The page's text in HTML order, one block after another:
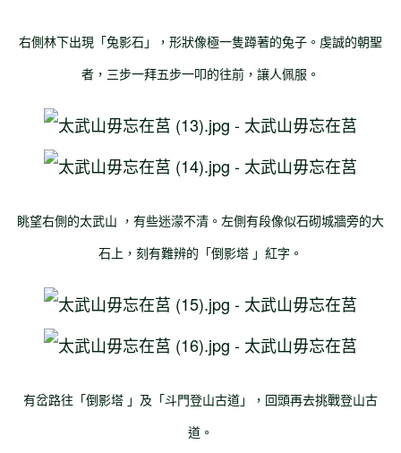
右側林下出現「兔影石」，形狀像極一隻蹲著的兔子。虔誠的朝聖
者，三步一拜五步一叩的往前，讓人佩服。
眺望右側的太武山 ，有些迷濛不清。左側有段像似石砌城牆旁的大
石上，刻有難辨的「倒影塔 」紅字。
有岔路往「倒影塔 」及「斗門登山古道」，回頭再去挑戰登山古
道。